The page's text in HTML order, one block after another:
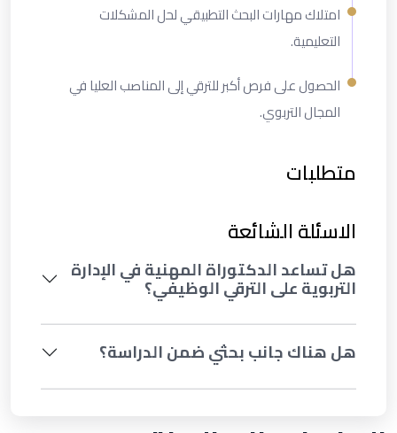
امتلاك مهارات البحث التطبيقي لحل المشكلات
التعليمية.
الحصول على فرص أكبر للترقي إلى المناصب العليا في
المجال التربوي.
متطلبات
الاسئلة الشائعة
هل تساعد الدكتوراة المهنية في الإدارة
التربوية على الترقي الوظيفي؟
هل هناك جانب بحثي ضمن الدراسة؟